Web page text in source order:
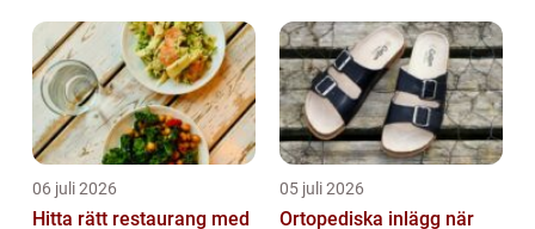
06 juli 2026
Hitta rätt restaurang med
05 juli 2026
Ortopediska inlägg när